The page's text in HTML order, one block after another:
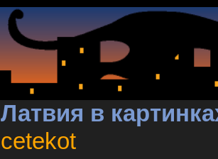
Латвия в
cetekot